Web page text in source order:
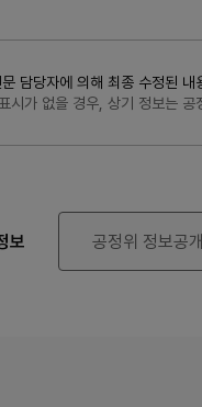
문 담당자에 의해 최종 수정된
시가 없을 경우, 상기 정보는
보 공정위 정보공